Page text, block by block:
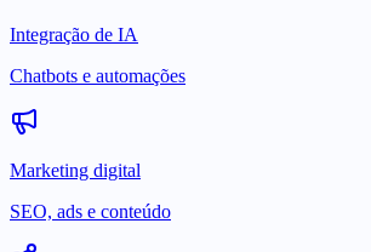
Integração de IA
Chatbots e automações
Marketing digital
SEO, ads e conteúdo